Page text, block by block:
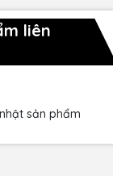
liên
sản phẩm